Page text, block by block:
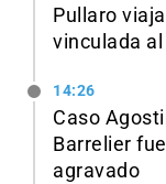
Pullaro
vinculada
14:26
Caso
Barrelier
agravado